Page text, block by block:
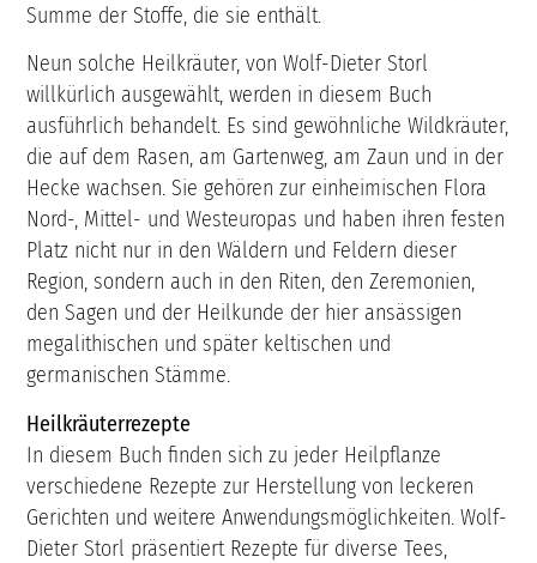
Summe der Stoffe, die sie enthält.
Neun solche Heilkräuter, von Wolf-Dieter Storl
willkürlich ausgewählt, werden in diesem Buch
ausführlich behandelt. Es sind gewöhnliche Wildkräuter,
die auf dem Rasen, am Gartenweg, am Zaun und in der
Hecke wachsen. Sie gehören zur einheimischen Flora
Nord-, Mittel- und Westeuropas und haben ihren festen
Platz nicht nur in den Wäldern und Feldern dieser
Region, sondern auch in den Riten, den Zeremonien,
den Sagen und der Heilkunde der hier ansässigen
megalithischen und später keltischen und
germanischen Stämme.
Heilkräuterrezepte
In diesem Buch finden sich zu jeder Heilpflanze
verschiedene Rezepte zur Herstellung von leckeren
Gerichten und weitere Anwendungsmöglichkeiten. Wolf-
Dieter Storl präsentiert Rezepte für diverse Tees,